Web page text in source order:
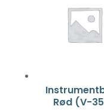
Rød (V-